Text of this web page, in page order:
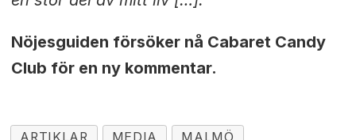
Nöjesguiden försöker nå Cabaret Candy
Club för en ny kommentar.
ARTIKLAR MEDIA MALMÖ